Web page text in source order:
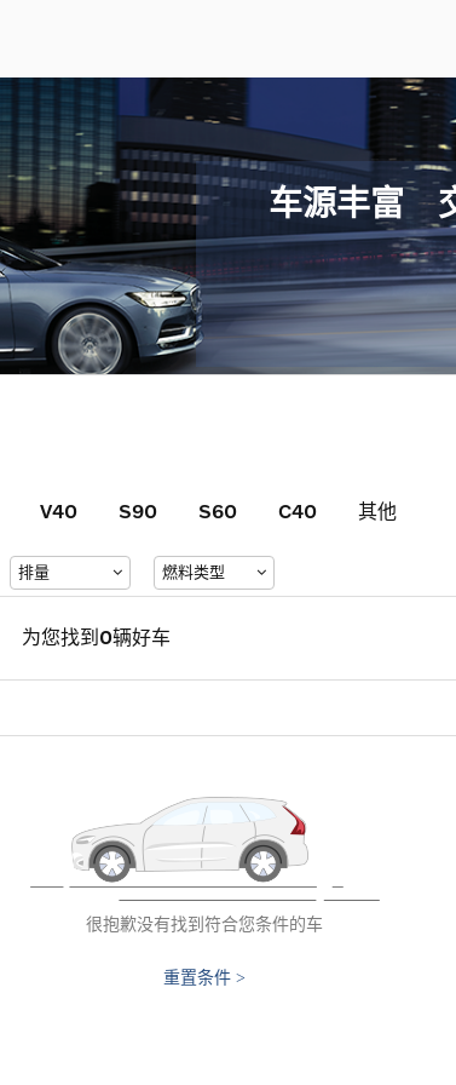
车源丰富
V40 S90 S60 C40
其他
排量 燃料类型
为您找到0辆好车
很抱歉没有找到符合您条件的车
重置条件 >